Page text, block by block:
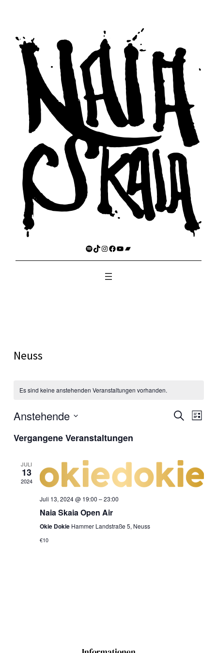
Spotify
TikTok
Instagram
Facebook
YouTube
Bandcamp
Neuss
Es sind keine anstehenden Veranstaltungen vorhanden.
und
Suche Liste
Anstehende
wählen.
Vergangene Veranstaltungen
JULI
13
2024
Juli 13, 2024 @ 19:00 –23:00
Naia Skaia Open Air
Okie Dokie Hammer Landstraße 5, Neuss
€10